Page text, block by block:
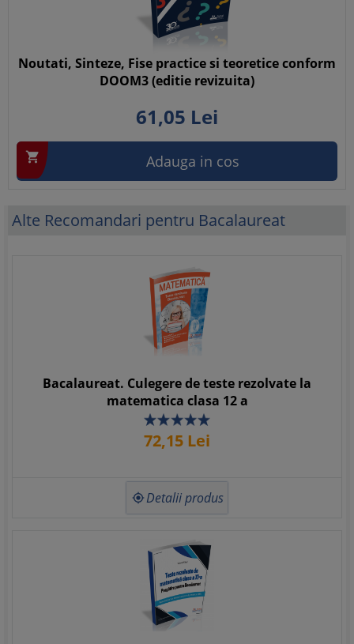
Noutati, Sinteze, Fise practice si teoretice conform
DOOM3 (editie revizuita)
61,05 Lei
 Adauga in cos
Alte Recomandari pentru Bacalaureat
Bacalaureat. Culegere de teste rezolvate la
matematica clasa 12 a
72,15 Lei
 Detalii produs